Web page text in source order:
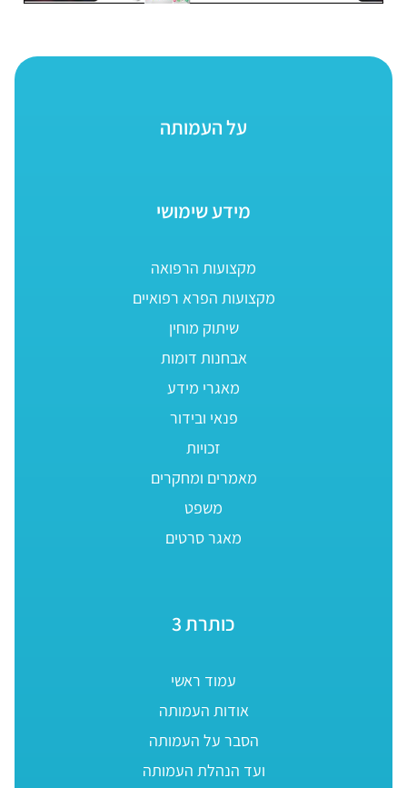
על העמותה
מידע שימושי
מקצועות הרפואה
מקצועות הפרא רפואיים
שיתוק מוחין
אבחנות דומות
מאגרי מידע
פנאי ובידור
זכויות
מאמרים ומחקרים
משפט
מאגר סרטים
כותרת 3
עמוד ראשי
אודות העמותה
הסבר על העמותה
ועד הנהלת העמותה